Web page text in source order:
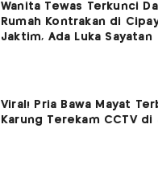
Wanita Tewas Terkunci
Rumah Kontrakan di
Jaktim, Ada Luka Sayatan
Viral! Pria Bawa Mayat
Karung Terekam CCTV di